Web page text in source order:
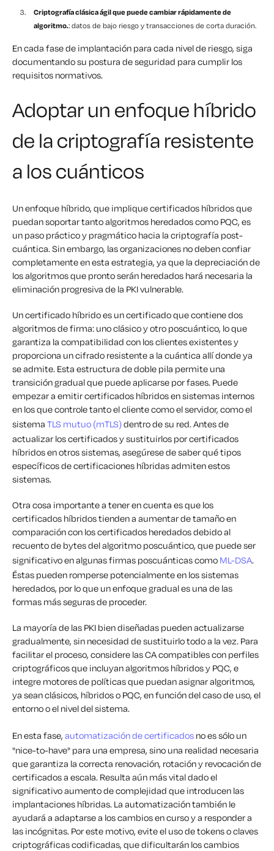
Criptografía clásica ágil que puede cambiar rápidamente de
algoritmo.: datos de bajo riesgo y transacciones de corta duración.
En cada fase de implantación para cada nivel de riesgo, siga
documentando su postura de seguridad para cumplir los
requisitos normativos.
Adoptar un enfoque híbrido
de la criptografía resistente
a los cuánticos
Un enfoque híbrido, que implique certificados híbridos que
puedan soportar tanto algoritmos heredados como PQC, es
un paso práctico y pragmático hacia la criptografía post-
cuántica. Sin embargo, las organizaciones no deben confiar
completamente en esta estrategia, ya que la depreciación de
los algoritmos que pronto serán heredados hará necesaria la
eliminación progresiva de la PKI vulnerable.
Un certificado híbrido es un certificado que contiene dos
algoritmos de firma: uno clásico y otro poscuántico, lo que
garantiza la compatibilidad con los clientes existentes y
proporciona un cifrado resistente a la cuántica allí donde ya
se admite. Esta estructura de doble pila permite una
transición gradual que puede aplicarse por fases. Puede
empezar a emitir certificados híbridos en sistemas internos
en los que controle tanto el cliente como el servidor, como el
sistema TLS mutuo (mTLS)dentro de su red. Antes de
actualizar los certificados y sustituirlos por certificados
híbridos en otros sistemas, asegúrese de saber qué tipos
específicos de certificaciones híbridas admiten estos
sistemas.
Otra cosa importante a tener en cuenta es que los
certificados híbridos tienden a aumentar de tamaño en
comparación con los certificados heredados debido al
recuento de bytes del algoritmo poscuántico, que puede ser
significativo en algunas firmas poscuánticas como ML-DSA.
Éstas pueden romperse potencialmente en los sistemas
heredados, por lo que un enfoque gradual es una de las
formas más seguras de proceder.
La mayoría de las PKI bien diseñadas pueden actualizarse
gradualmente, sin necesidad de sustituirlo todo a la vez. Para
facilitar el proceso, considere las CA compatibles con perfiles
criptográficos que incluyan algoritmos híbridos y PQC, e
integre motores de políticas que puedan asignar algoritmos,
ya sean clásicos, híbridos o PQC, en función del caso de uso, el
entorno o el nivel del sistema.
En esta fase, automatización de certificados no es sólo un
"nice-to-have" para una empresa, sino una realidad necesaria
que garantiza la correcta renovación, rotación y revocación de
certificados a escala. Resulta aún más vital dado el
significativo aumento de complejidad que introducen las
implantaciones híbridas. La automatización también le
ayudará a adaptarse a los cambios en curso y a responder a
las incógnitas. Por este motivo, evite el uso de tokens o claves
criptográficas codificadas, que dificultarán los cambios